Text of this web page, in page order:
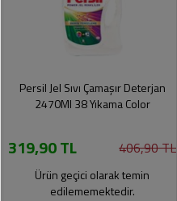
Persil Jel Sıvı Çamaşır Deterjan
2470Ml 38 Yıkama Color
319,90 TL 406,90 TL
Ürün geçici olarak temin
edilememektedir.